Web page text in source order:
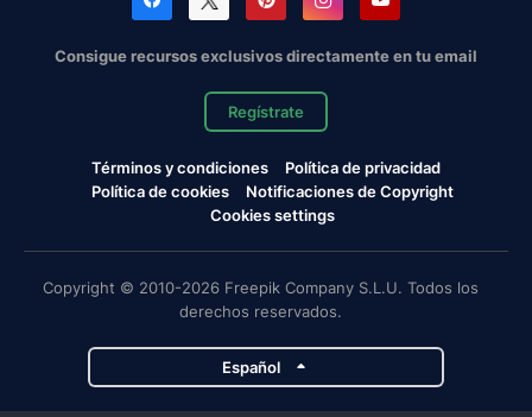
Consigue recursos exclusivos directamente en tu email
Regístrate
Términos y condiciones
Política de privacidad
Política de cookies
Notificaciones de Copyright
Cookies settings
Copyright © 2010-2026 Freepik Company S.L.U. Todos los
derechos reservados.
Español